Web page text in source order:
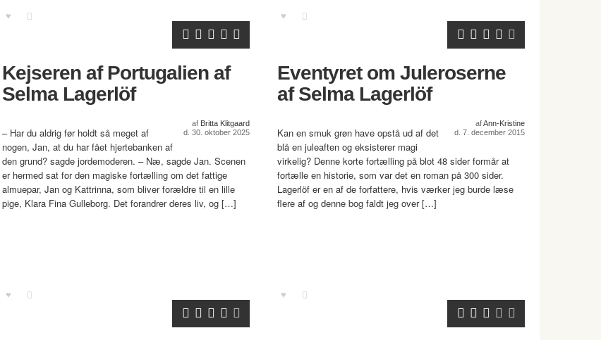
Kejseren af Portugalien af
Selma Lagerlöf
af Britta Klitgaard
d. 30. oktober 2025
– Har du aldrig før holdt så meget af
nogen, Jan, at du har fået hjertebanken af
den grund? sagde jordemoderen. – Næ, sagde Jan. Scenen
er hermed sat for den magiske fortælling om det fattige
almuepar, Jan og Kattrinna, som bliver forældre til en lille
pige, Klara Fina Gulleborg. Det forandrer deres liv, og […]
Eventyret om Juleroserne
af Selma Lagerlöf
afAnn-Kristine
d. 7. december 2015
Kan en smuk grøn have opstå ud af det
blå en juleaften og eksisterer magi
virkelig? Denne korte fortælling på blot 48 sider formår at
fortælle en historie, som var det en roman på 300 sider.
Lagerlöf er en af de forfattere, hvis værker jeg burde læse
flere af og denne bog faldt jeg over […]